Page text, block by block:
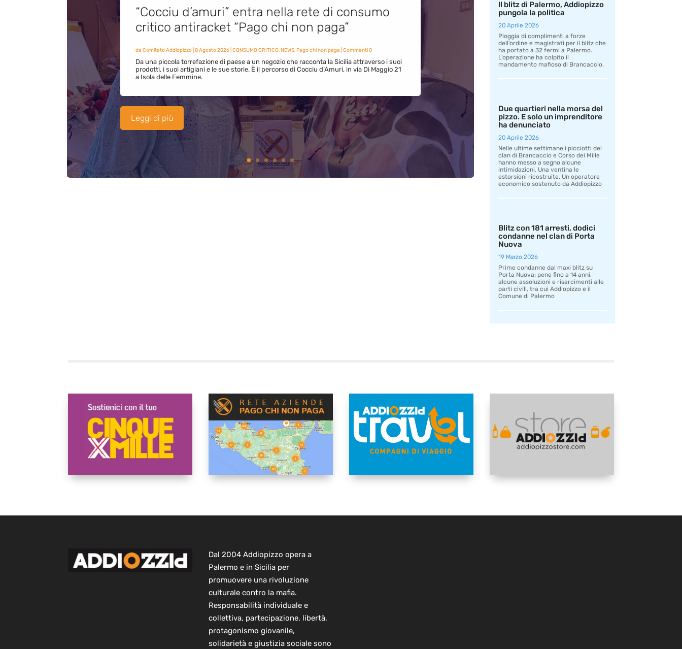
“Cocciu d’amuri” entra nella rete di consumo
critico antiracket “Pago chi non paga”
da Comitato Addiopizzo| 8 Agosto 2026| CONSUMO CRITICO,NEWS,Pago chi non paga | Commenti 0
Da una piccola torrefazione di paese a un negozio che racconta la Sicilia attraverso i suoi
prodotti, i suoi artigiani e le sue storie. È il percorso di Cocciu d’Amuri, in via Di Maggio 21
a Isola delle Femmine.
Leggi di più
Il blitz di Palermo, Addiopizzo
pungola la politica
20 Aprile 2026
Pioggia di complimenti a forze
dell’ordine e magistrati per il blitz che
ha portato a 32 fermi a Palermo.
L’operazione ha colpito il
mandamento mafioso di Brancaccio.
Due quartieri nella morsa del
pizzo. E solo un imprenditore
ha denunciato
20 Aprile 2026
Nelle ultime settimane i picciotti dei
clan di Brancaccio e Corso dei Mille
hanno messo a segno alcune
intimidazioni. Una ventina le
estorsioni ricostruite. Un operatore
economico sostenuto da Addiopizzo
Blitz con 181 arresti, dodici
condanne nel clan di Porta
Nuova
19 Marzo 2026
Prime condanne dal maxi blitz su
Porta Nuova: pene fino a 14 anni,
alcune assoluzioni e risarcimenti alle
parti civili, tra cui Addiopizzo e il
Comune di Palermo
Dal 2004 Addiopizzo opera a
Palermo e in Sicilia per
promuovere una rivoluzione
culturale contro la mafia.
Responsabilità individuale e
collettiva, partecipazione, libertà,
protagonismo giovanile,
solidarietà e giustizia sociale sono